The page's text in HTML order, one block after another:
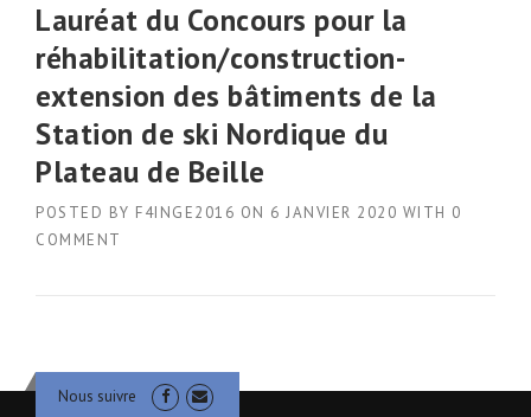
Lauréat du Concours pour la
réhabilitation/construction-
extension des bâtiments de la
Station de ski Nordique du
Plateau de Beille
POSTED BY F4INGE2016 ON 6 JANVIER 2020 WITH 0
COMMENT
Nous suivre